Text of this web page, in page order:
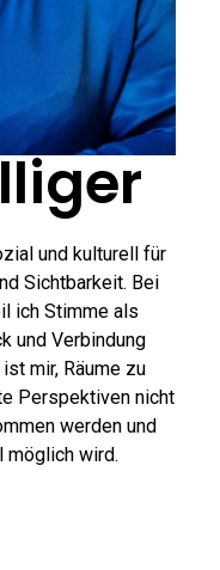
und kulturell für
Sichtbarkeit. Bei
ich Stimme als
und Verbindung
mir, Räume zu
Perspektiven nicht
werden und
möglich wird.